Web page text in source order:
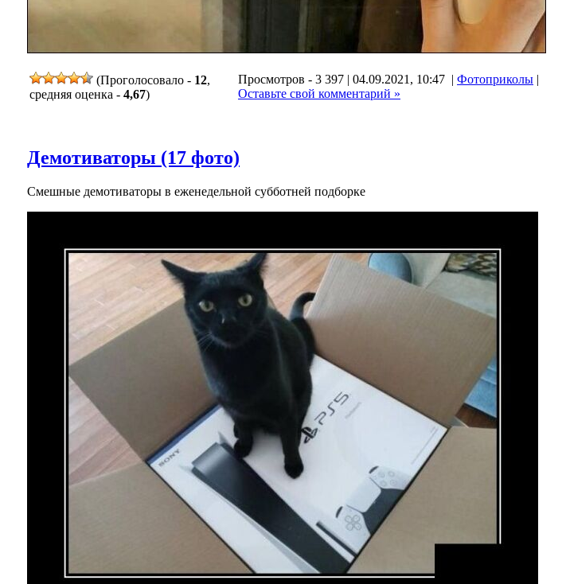
(Проголосовало - 12,
средняя оценка - 4,67)
Просмотров - 3 397 | 04.09.2021, 10:47 | Фотоприколы |
Оставьте свой комментарий »
Демотиваторы (17 фото)
Смешные демотиваторы в еженедельной субботней подборке